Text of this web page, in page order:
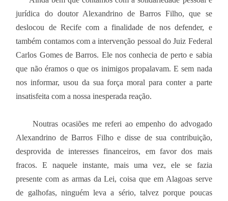
jurídica do doutor Alexandrino de Barros Filho, que se
deslocou de Recife com a finalidade de nos defender, e
também contamos com a intervenção pessoal do Juiz Federal
Carlos Gomes de Barros. Ele nos conhecia de perto e sabia
que não éramos o que os inimigos propalavam. E sem nada
nos informar, usou da sua força moral para conter a parte
insatisfeita com a nossa inesperada reação.
Noutras ocasiões me referi ao empenho do advogado
Alexandrino de Barros Filho e disse de sua contribuição,
desprovida de interesses financeiros, em favor dos mais
fracos. E naquele instante, mais uma vez, ele se fazia
presente com as armas da Lei, coisa que em Alagoas serve
de galhofas, ninguém leva a sério, talvez porque poucas